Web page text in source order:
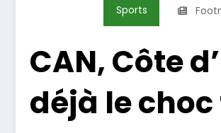
Sports
CAN, Côte
déjà le